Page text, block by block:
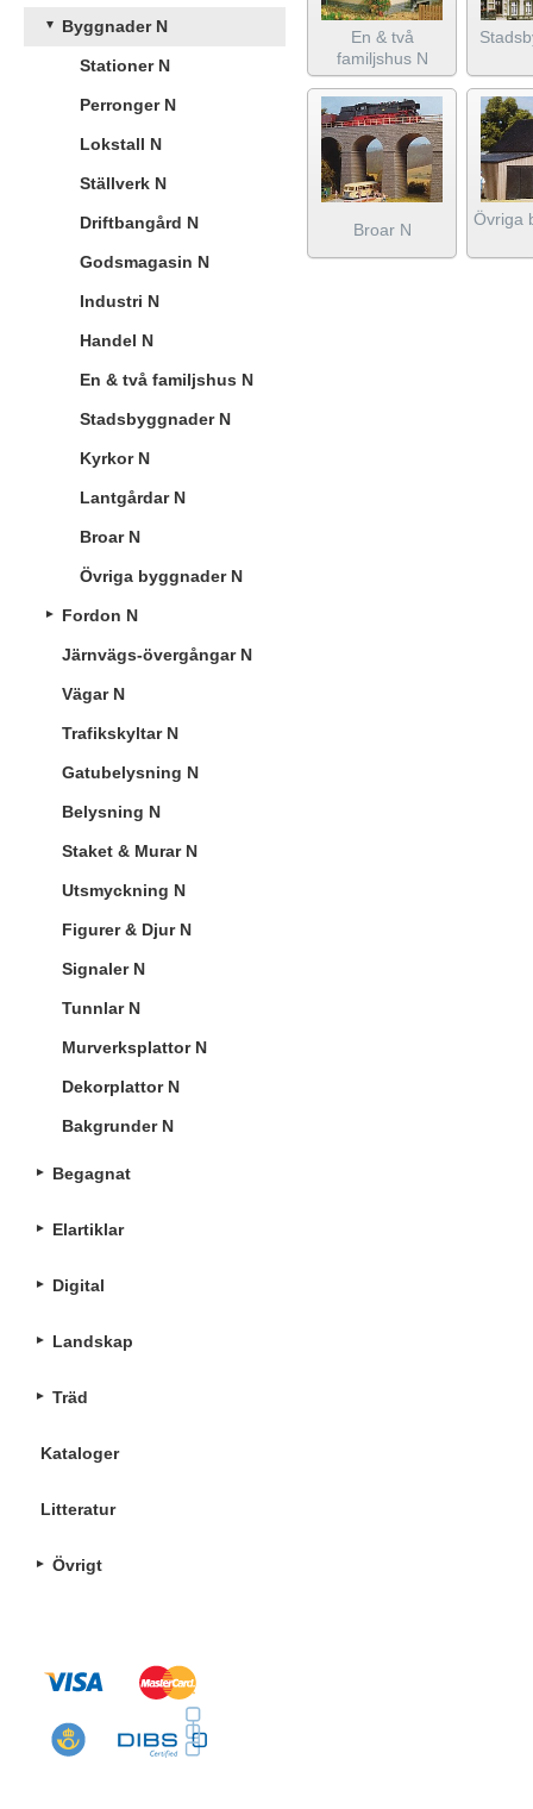
Byggnader N
Stationer N
Perronger N
Lokstall N
Ställverk N
Driftbangård N
Godsmagasin N
Industri N
Handel N
En & två familjshus N
Stadsbyggnader N
Kyrkor N
Lantgårdar N
Broar N
Övriga byggnader N
Fordon N
Järnvägs-övergångar N
Vägar N
Trafikskyltar N
Gatubelysning N
Belysning N
Staket & Murar N
Utsmyckning N
Figurer & Djur N
Signaler N
Tunnlar N
Murverksplattor N
Dekorplattor N
Bakgrunder N
Begagnat
Elartiklar
Digital
Landskap
Träd
Kataloger
Litteratur
Övrigt
En & två
familjshus N
Broar N
Övriga